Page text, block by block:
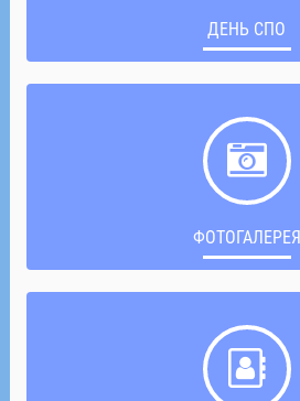
ДЕНЬ СПО
ФОТОГАЛЕРЕЯ